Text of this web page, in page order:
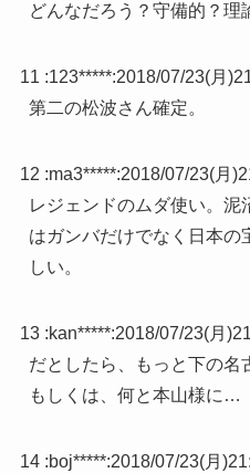
どんなだろう？守備的？理
11 :123*****:2018/07/23(月
第二の松波さん確定。
12 :ma3*****:2018/07/23(月
レジェンドのムダ使い。泥
はガンバだけでなく日本の
しい。
13 :kan*****:2018/07/23(月
だとしたら、もっと下の名
もしくは、何と本山様に…
14 :boj*****:2018/07/23(月